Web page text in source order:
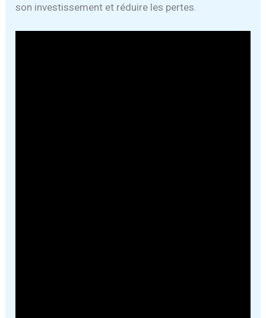
son investissement et réduire les pertes.